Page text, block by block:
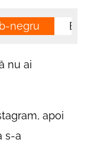
nu ai
apoi
s-a
negru